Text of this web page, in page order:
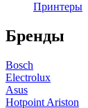
Принтеры
Бренды
Bosch
Electrolux
Asus
Hotpoint Ariston